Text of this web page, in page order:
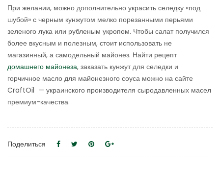
При желании, можно дополнительно украсить селедку «под
шубой» с черным кунжутом мелко порезанными перьями
зеленого лука или рубленым укропом. Чтобы салат получился
более вкусным и полезным, стоит использовать не
магазинный, а самодельный майонез. Найти рецепт
домашнего майонеза, заказать кунжут для селедки и
горчичное масло для майонезного соуса можно на сайте
CraftOil — украинского производителя сыродавленных масел
премиум-качества.
Поделиться